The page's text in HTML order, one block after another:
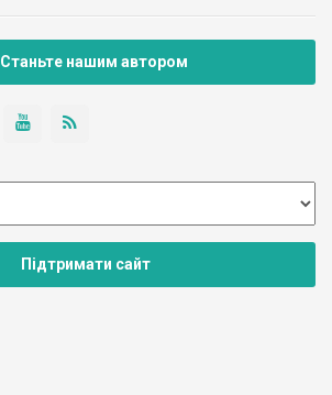
Станьте нашим автором
Підтримати сайт